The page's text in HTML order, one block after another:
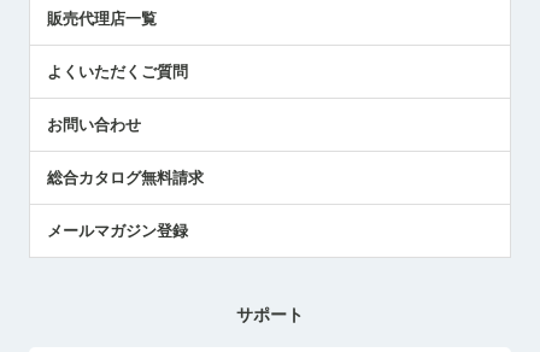
中小企業のBCP地震対策
センサのテクニカルガイド
社長ブログ
販売代理店一覧
よくいただくご質問
お問い合わせ
総合カタログ無料請求
メールマガジン登録
サポート